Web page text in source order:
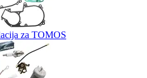
za TOMOS